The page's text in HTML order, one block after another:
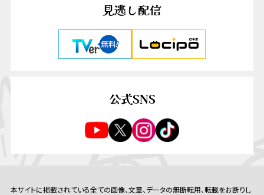
見逃し配信
公式SNS
本サイトに掲載されている全ての画像、文章、データの無断転用、転載をお断りし